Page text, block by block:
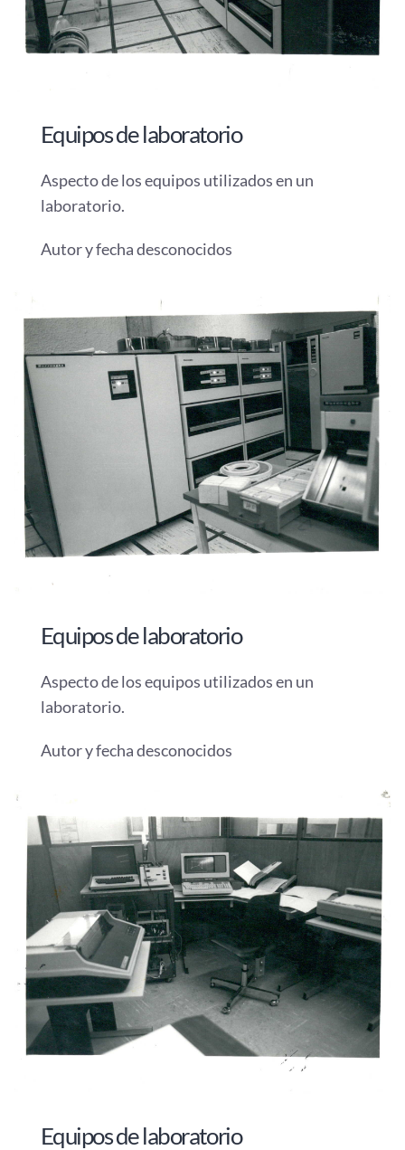
Equipos de laboratorio
Aspecto de los equipos utilizados en un
laboratorio.
Autor y fecha desconocidos
Equipos de laboratorio
Aspecto de los equipos utilizados en un
laboratorio.
Autor y fecha desconocidos
Equipos de laboratorio